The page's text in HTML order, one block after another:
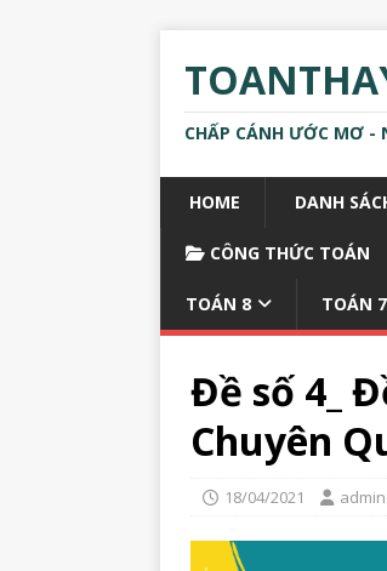
CHẤP CÁNH ƯỚC MƠ -
HOME DANH
CÔNG THỨC TOÁN
TOÁN 8 TOÁN 7
Đề số 4_
Chuyên
18/04/2021